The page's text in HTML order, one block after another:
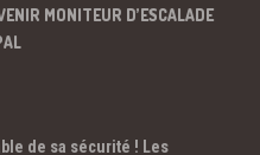
MONITEUR D’ESCALADE
de sa sécurité ! Les